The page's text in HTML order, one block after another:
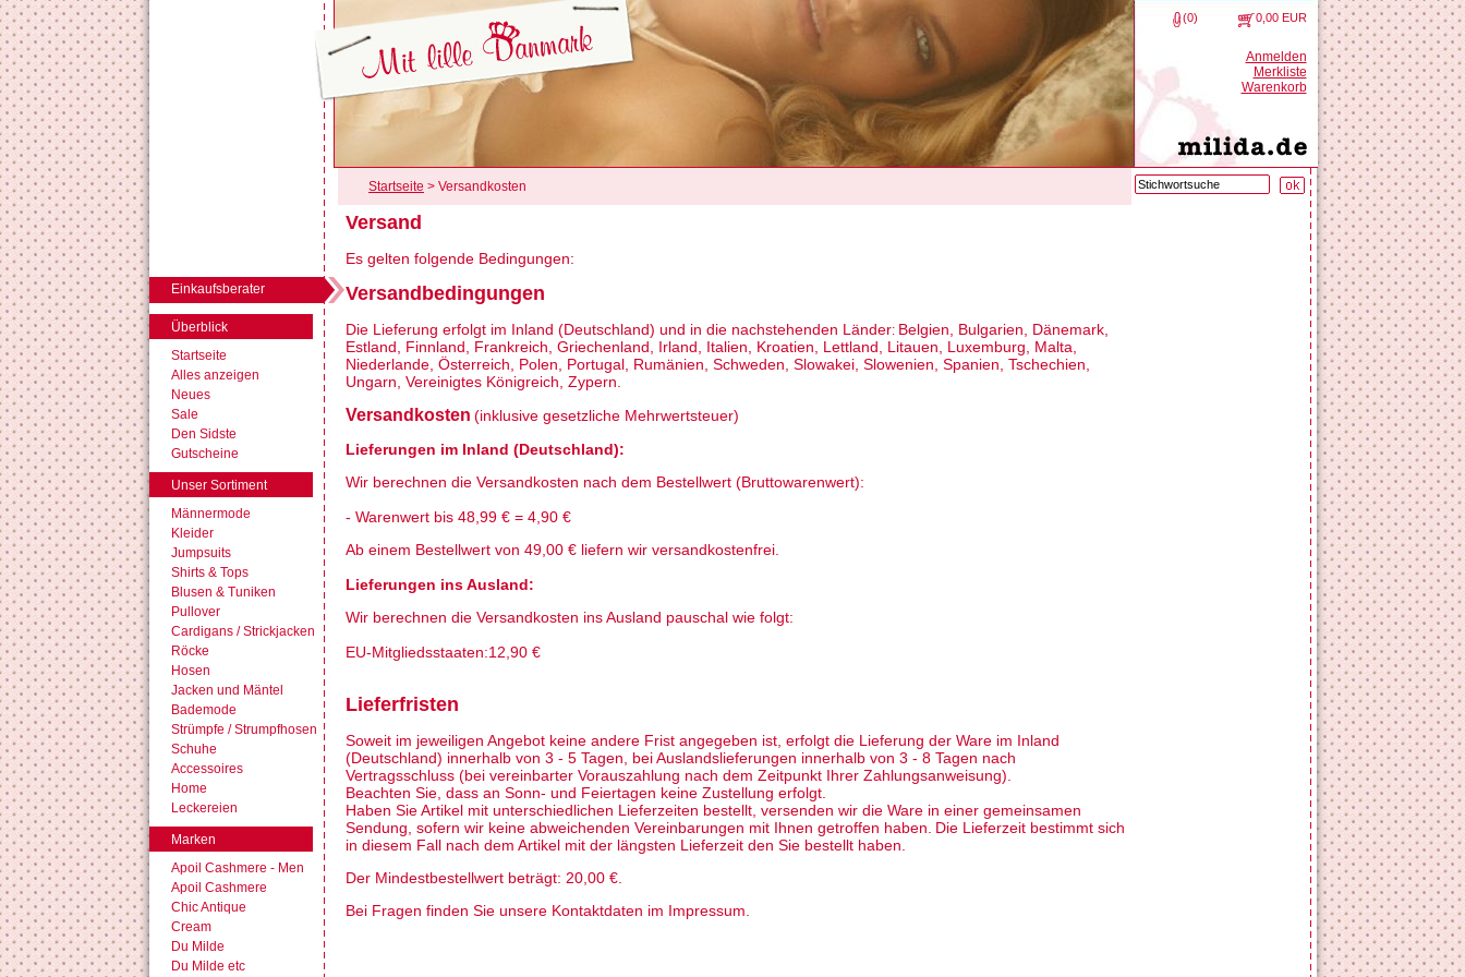
Überblick
Startseite
Alles anzeigen
Neues
Sale
Den Sidste
Gutscheine
Unser Sortiment
Männermode
Kleider
Jumpsuits
Shirts & Tops
Blusen & Tuniken
Pullover
Cardigans / Strickjacken
Röcke
Hosen
Jacken und Mäntel
Bademode
Strümpfe / Strumpfhosen
Schuhe
Accessoires
Home
Leckereien
Marken
Apoil Cashmere - Men
Apoil Cashmere
Chic Antique
Cream
Du Milde
Du Milde etc
(0) 0,00 EUR
Anmelden
Merkliste
Warenkorb
Startseite > Versandkosten
Einkaufsberater
Versand
Es gelten folgende Bedingungen:
Versandbedingungen
Die Lieferung erfolgt im Inland (Deutschland) und in die nachstehenden Länder: Belgien, Bulgarien, Dänemark,
Estland, Finnland, Frankreich, Griechenland, Irland, Italien, Kroatien, Lettland, Litauen, Luxemburg, Malta,
Niederlande, Österreich, Polen, Portugal, Rumänien, Schweden, Slowakei, Slowenien, Spanien, Tschechien,
Ungarn, Vereinigtes Königreich, Zypern
Versandkosten (inklusive gesetzliche Mehrwertsteuer)
Lieferungen im Inland (Deutschland):
Wir berechnen die Versandkosten nach dem Bestellwert (Bruttowarenwert):
- Warenwert bis 48,99 € = 4,90 €
Ab einem Bestellwert von 49,00 € liefern wir versandkostenfrei.
Lieferungen ins Ausland:
Wir berechnen die Versandkosten ins Ausland pauschal wie folgt:
EU-Mitgliedsstaaten:12,90 €
Lieferfristen
Soweit im jeweiligen Angebot keine andere Frist angegeben ist, erfolgt die Lieferung der Ware im Inland
(Deutschland) innerhalb von 3 - 5 Tagen, bei Auslandslieferungen innerhalb von 3 - 8 Tagen nach
Vertragsschluss (bei vereinbarter Vorauszahlung nach dem Zeitpunkt Ihrer Zahlungsanweisung).
Beachten Sie, dass an Sonn- und Feiertagen keine Zustellung erfolgt.
Haben Sie Artikel mit unterschiedlichen Lieferzeiten bestellt, versenden wir die Ware in einer gemeinsamen
Sendung, sofern wir keine abweichenden Vereinbarungen mit Ihnen getroffen haben. Die Lieferzeit bestimmt sich
in diesem Fall nach dem Artikel mit der längsten Lieferzeit den Sie bestellt haben.
Der Mindestbestellwert beträgt: 20,00 €.
Bei Fragen finden Sie unsere Kontaktdaten im Impressum.